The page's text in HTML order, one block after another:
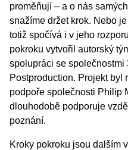
proměňují – a o nás
snažíme držet krok. Nebo
totiž spočívá i v jeho
pokroku vytvořil autorský
spolupráci se společnostmi
Postproduction. Projekt byl
podpoře společnosti Philip
dlouhodobě podporuje
poznání.
Kroky pokroku jsou dalším